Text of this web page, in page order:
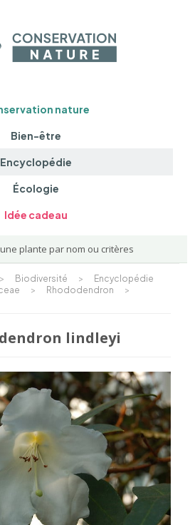
nature
Bien-être
Encyclopédie
Écologie
Idée cadeau
plante par nom ou critères
> Biodiversité >
Encyclopédie
> Rhododendron
>
lindleyi